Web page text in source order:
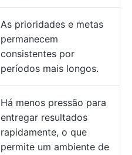
As prioridades e metas
permanecem
consistentes por
períodos mais longos.
Há menos pressão para
entregar resultados
rapidamente, o que
permite um ambiente de